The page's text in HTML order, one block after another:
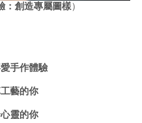
：創造專屬圖樣）
手作體驗
藝的你
靈的你